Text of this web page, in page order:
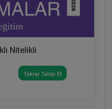
Nitelikli
Tekrar Talep Et